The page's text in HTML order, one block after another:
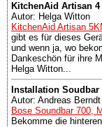
KitchenAid Artisan 4
Autor: Helga Witton
KitchenAid Artisan
gibt es für dieses
und wenn ja, wo
Dankeschön für ihre
Helga Witton...
Installation Soudbar
Autor: Andreas Berndt
Bose Soundbar 700,
Bekomme die